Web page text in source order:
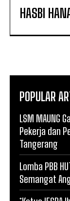
HASBI
POPULAR
LSM MAUNG
Pekerja dan
Tangerang
Lomba PBB
Semangat